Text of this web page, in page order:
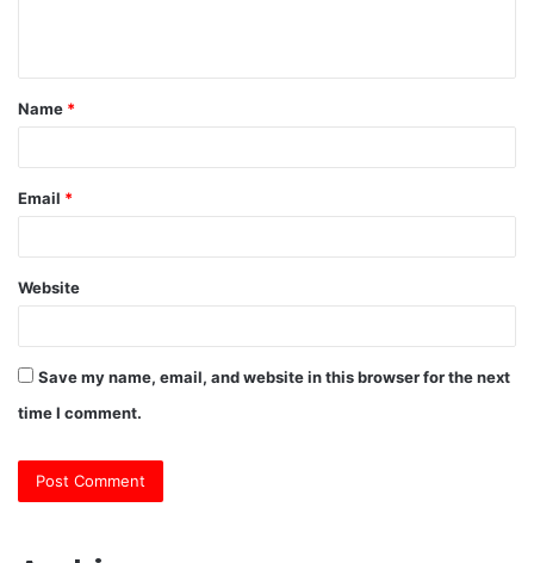
t
*
Name *
Email *
Website
Save my name, email, and website in this browser for the next
time I comment.